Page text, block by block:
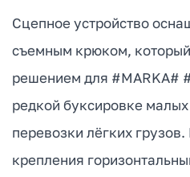
Сцепное устройство
съемным крюком,
решением для #MARKA#
редкой буксировке
перевозки лёгких
крепления